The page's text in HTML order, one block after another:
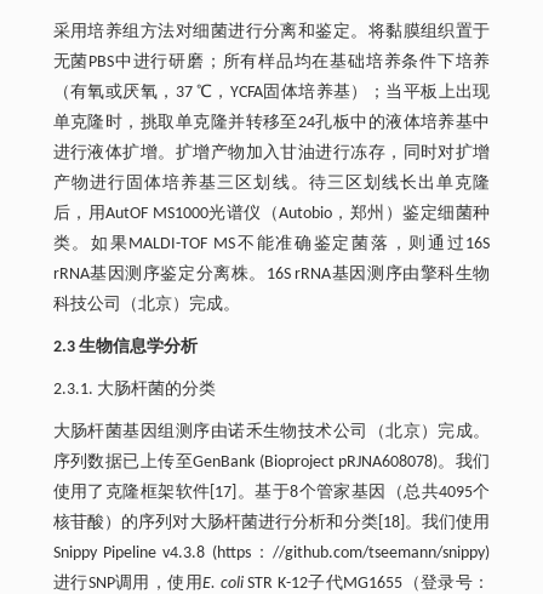
采用培养组方法对细菌进行分离和鉴定。将黏膜组织置于
无菌PBS中进行研磨；所有样品均在基础培养条件下培养
（有氧或厌氧，37 ℃，YCFA固体培养基）；当平板上出现
单克隆时，挑取单克隆并转移至24孔板中的液体培养基中
进行液体扩增。扩增产物加入甘油进行冻存，同时对扩增
产物进行固体培养基三区划线。待三区划线长出单克隆
后，用AutOF MS1000光谱仪（Autobio，郑州）鉴定细菌种
类。如果MALDI-TOF MS不能准确鉴定菌落，则通过16S
rRNA基因测序鉴定分离株。16S rRNA基因测序由擎科生物
科技公司（北京）完成。
2.3 生物信息学分析
2.3.1. 大肠杆菌的分类
大肠杆菌基因组测序由诺禾生物技术公司（北京）完成。
序列数据已上传至GenBank (Bioproject pRJNA608078)。我们
使用了克隆框架软件[17]。基于8个管家基因（总共4095个
核苷酸）的序列对大肠杆菌进行分析和分类[18]。我们使用
Snippy Pipeline v4.3.8 (https：//github.com/tseemann/snippy)
进行SNP调用，使用E. coliSTR K-12子代MG1655（登录号：